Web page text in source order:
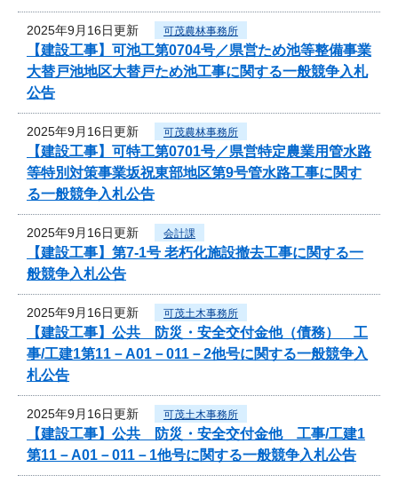
2025年9月16日更新 可茂農林事務所
【建設工事】可池工第0704号／県営ため池等整備事業
大替戸池地区大替戸ため池工事に関する一般競争入札
公告
2025年9月16日更新 可茂農林事務所
【建設工事】可特工第0701号／県営特定農業用管水路
等特別対策事業坂祝東部地区第9号管水路工事に関す
る一般競争入札公告
2025年9月16日更新 会計課
【建設工事】第7-1号 老朽化施設撤去工事に関する一
般競争入札公告
2025年9月16日更新 可茂土木事務所
【建設工事】公共 防災・安全交付金他（債務） 工
事/工建1第11－A01－011－2他号に関する一般競争入
札公告
2025年9月16日更新 可茂土木事務所
【建設工事】公共 防災・安全交付金他 工事/工建1
第11－A01－011－1他号に関する一般競争入札公告